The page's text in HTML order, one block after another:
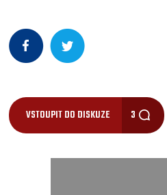
VSTOUPIT DO DISKUZE 3